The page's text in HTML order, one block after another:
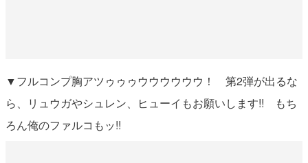
▼フルコンプ胸アツゥゥゥウウウウウウ！ 第2弾が出るな
ら、リュウガやシュレン、ヒューイもお願いします!! もち
ろん俺のファルコもッ!!